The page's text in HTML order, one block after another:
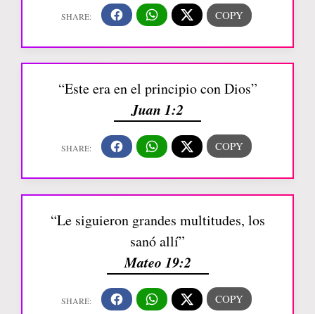
“Este era en el principio con Dios”
Juan 1:2
“Le siguieron grandes multitudes, los
sanó allí”
Mateo 19:2